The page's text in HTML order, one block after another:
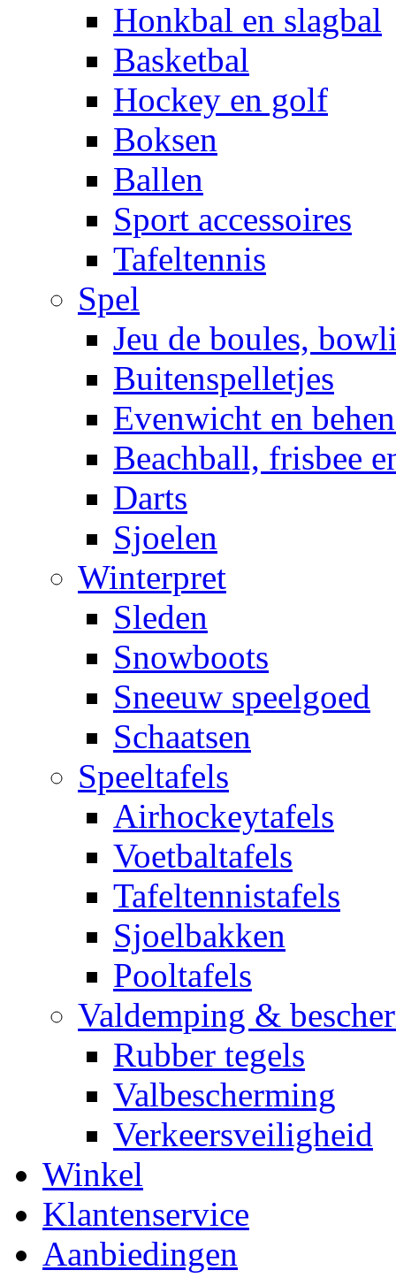
Honkbal en slagbal
Basketbal
Hockey en golf
Boksen
Ballen
Sport accessoires
Tafeltennis
Spel
Jeu de boules,
Buitenspelletjes
Evenwicht en
Beachball, frisbee
Darts
Sjoelen
Winterpret
Sleden
Snowboots
Sneeuw speelgoed
Schaatsen
Speeltafels
Airhockeytafels
Voetbaltafels
Tafeltennistafels
Sjoelbakken
Pooltafels
Valdemping &
Rubber tegels
Valbescherming
Verkeersveiligheid
Winkel
Klantenservice
Aanbiedingen